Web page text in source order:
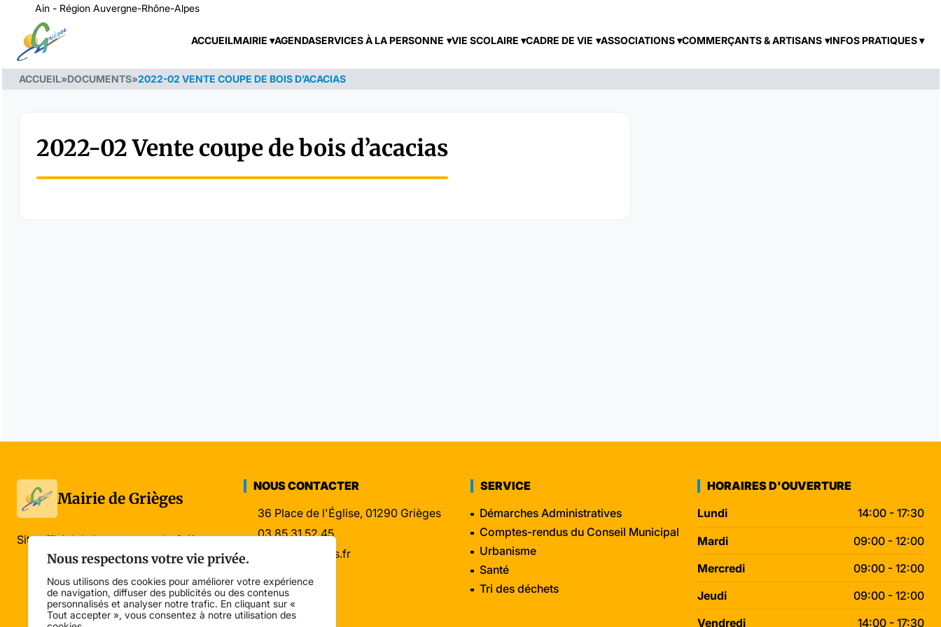
Nous respectons votre vie privée.
Nous utilisons des cookies pour améliorer votre expérience
de navigation, diffuser des publicités ou des contenus
personnalisés et analyser notre trafic. En cliquant sur «
Tout accepter », vous consentez à notre utilisation des
Ain - Région Auvergne-Rhône-Alpes
ACCUEILMAIRIE AGENDASERVICES À LA PERSONNE VIE SCOLAIRE CADRE DE VIE ASSOCIATIONS COMMERÇANTS & ARTISANS INFOS PRATIQUES
ACCUEIL»DOCUMENTS»2022-02 VENTE COUPE DE BOIS D’ACACIAS
2022-02 Vente coupe de bois d’acacias
Mairie de Grièges
Site officiel de la commune de Grièges
NOUS CONTACTER
36 Place de l'Église, 01290 Grièges
03 85 31 52 45
mairie@grieges.fr
SERVICE
Démarches Administratives
Comptes-rendus du Conseil Municipal
Urbanisme
Santé
Tri des déchets
HORAIRES D'OUVERTURE
Lundi
14:00 - 17:30
Mardi
09:00 - 12:00
Mercredi
09:00 - 12:00
Jeudi
09:00 - 12:00
Vendredi
14:00 - 17:30